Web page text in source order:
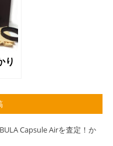
ピ
ン
ノ
り
グ
Capsule Airを査定！か